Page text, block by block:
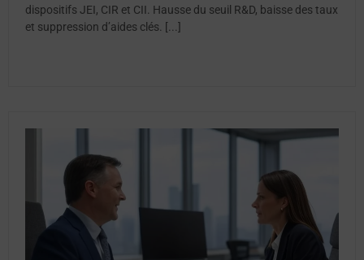
dispositifs JEI, CIR et CII. Hausse du seuil R&D, baisse des taux
et suppression d’aides clés. [...]